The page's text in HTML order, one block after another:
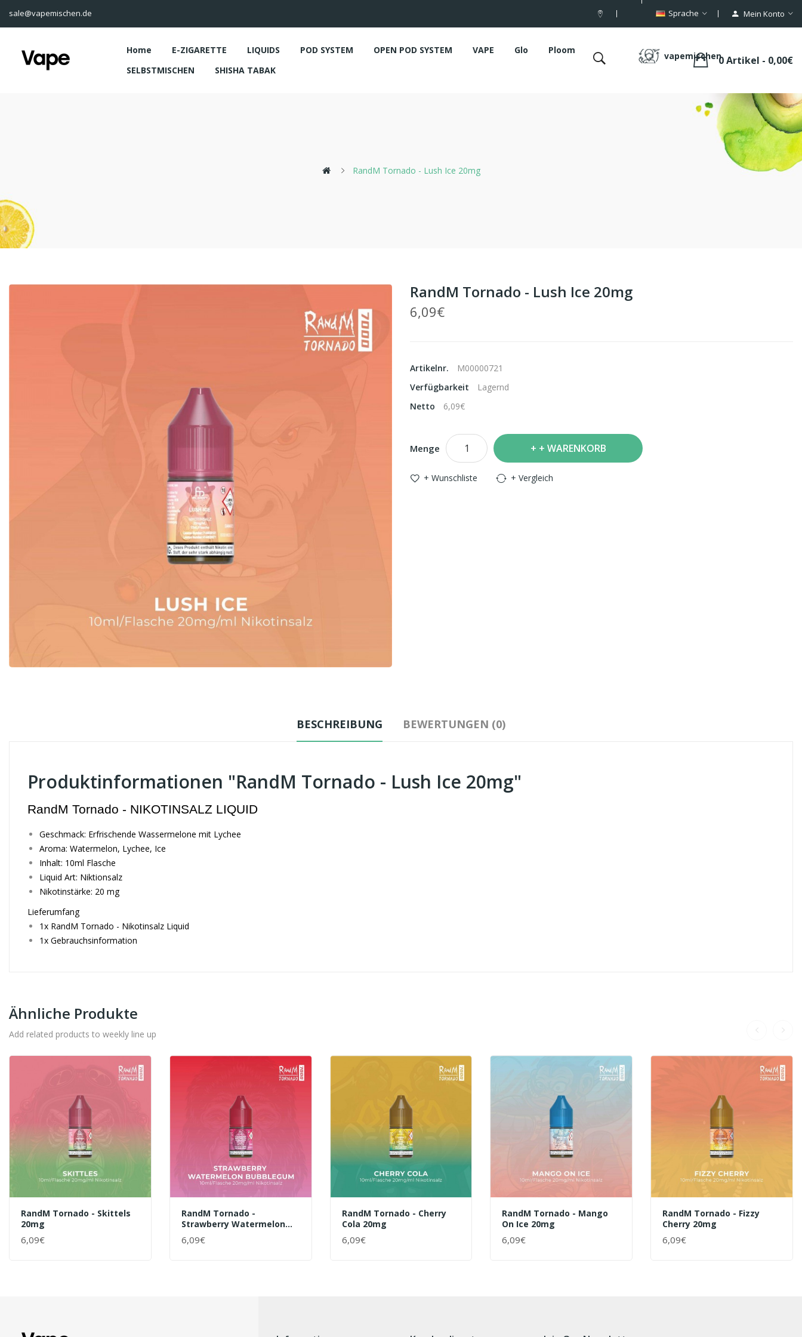
sale@vapemischen.de Sprache Mein Konto
Home E-ZIGARETTE LIQUIDS POD SYSTEM OPEN POD SYSTEM VAPE Glo
Ploom
SELBSTMISCHEN
SHISHA TABAK
vapemischen0 Artikel - 0,00€
RandM Tornado - Lush Ice 20mg
RandM Tornado - Lush Ice 20mg
6,09€
Artikelnr.
M00000721
Verfügbarkeit
Lagernd
Netto
6,09€
Menge + WARENKORB
+ Wunschliste + Vergleich
BESCHREIBUNG BEWERTUNGEN (0)
Produktinformationen "RandM Tornado - Lush Ice 20mg"
RandM Tornado - NIKOTINSALZ LIQUID
Geschmack: Erfrischende Wassermelone mit Lychee
Aroma: Watermelon, Lychee, Ice
Inhalt: 10ml Flasche
Liquid Art: Niktionsalz
Nikotinstärke: 20 mg
Lieferumfang
1x RandM Tornado - Nikotinsalz Liquid
1x Gebrauchsinformation
Ähnliche Produkte
Add related products to weekly line up
RandM Tornado - Skittels
20mg
6,09€
+ WARENKORB
RandM Tornado -
Strawberry Watermelon
6,09€
+ WARENKORB
RandM Tornado - Cherry
Cola 20mg
6,09€
+ WARENKORB
RandM Tornado - Mango
On Ice 20mg
6,09€
+ WARENKORB
RandM Tornado - Fizzy
Cherry 20mg
6,09€
+ WARENKORB